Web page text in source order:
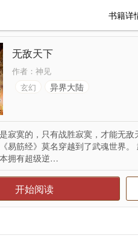
书籍详
无敌天下
作者： 神见
玄幻
异界大陆
寂寞的，只有战胜寂寞，才能无
易筋经》莫名穿越到了武魂世界
拥有超级逆…
开始阅读